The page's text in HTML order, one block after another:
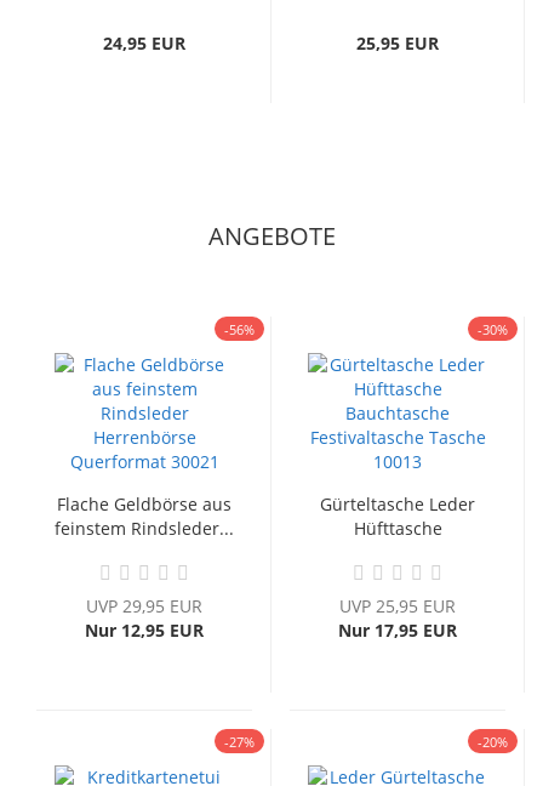
24,95 EUR 25,95 EUR
ANGEBOTE
-56%
Flache Geldbörse aus
feinstem Rindsleder...
UVP 29,95 EUR
Nur 12,95 EUR
-30%
Gürteltasche Leder
Hüfttasche
UVP 25,95 EUR
Nur 17,95 EUR
-27% -20%